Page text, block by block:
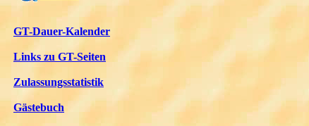
GT-Dauer-Kalender
Links zu GT-Seiten
Zulassungsstatistik
Gästebuch